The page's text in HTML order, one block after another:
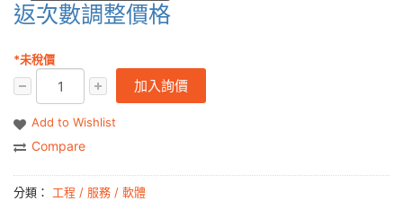
返次數調整價格
*未稅價
加入詢價
Add to Wishlist
Compare
分類： 工程 / 服務 / 軟體